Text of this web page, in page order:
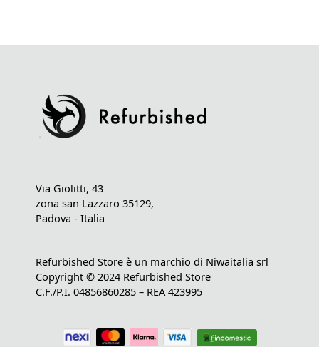
Via Giolitti, 43
zona san Lazzaro 35129,
Padova - Italia
Refurbished Store è un marchio di Niwaitalia srl
Copyright © 2024 Refurbished Store
C.F./P.I. 04856860285 – REA 423995